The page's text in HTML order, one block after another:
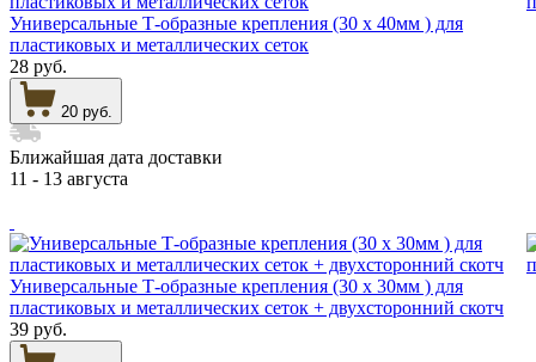
Универсальные Т-образные крепления (30 х 40мм ) для
пластиковых и металлических сеток
28 руб.
20 руб.
Ближайшая дата доставки
11 - 13 августа
Универсальные Т-образные крепления (30 х 30мм ) для
пластиковых и металлических сеток + двухсторонний скотч
39 руб.